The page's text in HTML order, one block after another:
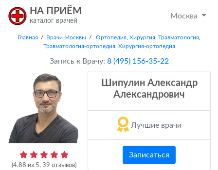
НА ПРИЁМ
каталог врачей
Москва
Главная / Врачи Москвы / Ортопедия Хирургия Травматология
Травматология-ортопедия Хирургия-ортопедия
Запись к Врачу: 8 (495) 156-35-22
(4.88 из 5, 39 отзывов)
Шипулин Александр
Александрович
Лучшие врачи
Записаться